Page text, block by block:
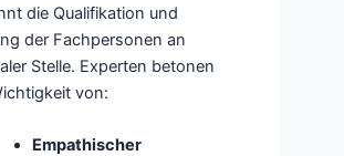
die Qualifikation und
der Fachpersonen an
Stelle. Experten betonen
von:
Empathischer